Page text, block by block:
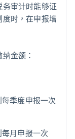
审计时能够证
时，在申报增
金额：
季度申报一次
月申报一次